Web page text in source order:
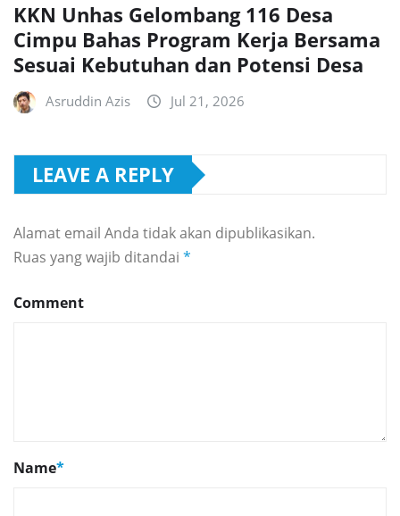
KKN Unhas Gelombang 116 Desa
Cimpu Bahas Program Kerja Bersama
Sesuai Kebutuhan dan Potensi Desa
Asruddin Azis Jul 21, 2026
LEAVE A REPLY
Alamat email Anda tidak akan dipublikasikan.
Ruas yang wajib ditandai *
Comment
Name*